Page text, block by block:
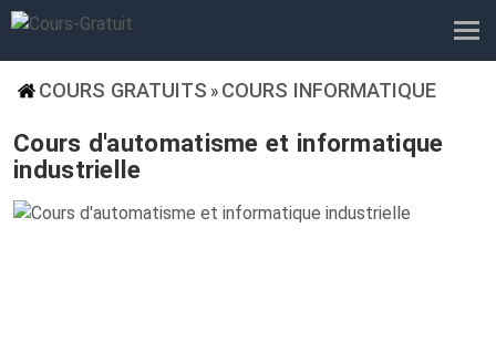
COURS GRATUITS » COURS INFORMATIQUE
Cours d'automatisme et informatique
industrielle